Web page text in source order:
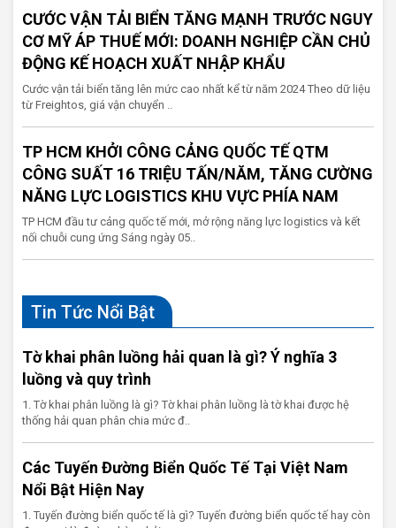
CƯỚC VẬN TẢI BIỂN TĂNG MẠNH TRƯỚC NGUY
CƠ MỸ ÁP THUẾ MỚI: DOANH NGHIỆP CẦN CHỦ
ĐỘNG KẾ HOẠCH XUẤT NHẬP KHẨU
Cước vận tải biển tăng lên mức cao nhất kể từ năm 2024 Theo dữ liệu
từ Freightos, giá vận chuyển ..
TP HCM KHỞI CÔNG CẢNG QUỐC TẾ QTM
CÔNG SUẤT 16 TRIỆU TẤN/NĂM, TĂNG CƯỜNG
NĂNG LỰC LOGISTICS KHU VỰC PHÍA NAM
TP HCM đầu tư cảng quốc tế mới, mở rộng năng lực logistics và kết
nối chuỗi cung ứng Sáng ngày 05..
Tin Tức Nổi Bật
Tờ khai phân luồng hải quan là gì? Ý nghĩa 3
luồng và quy trình
1. Tờ khai phân luồng là gì? Tờ khai phân luồng là tờ khai được hệ
thống hải quan phân chia mức đ..
Các Tuyến Đường Biển Quốc Tế Tại Việt Nam
Nổi Bật Hiện Nay
1. Tuyến đường biển quốc tế là gì? Tuyến đường biển quốc tế hay còn